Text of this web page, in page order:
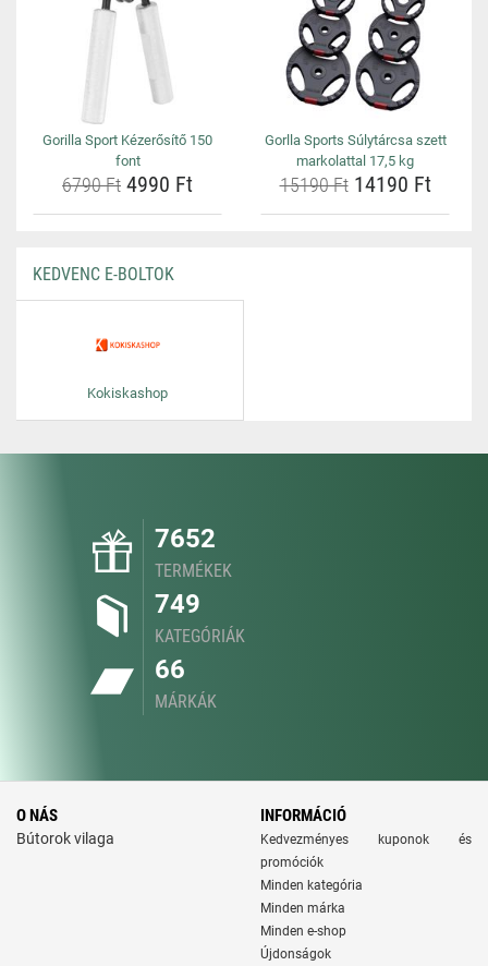
Gorilla Sport Kézerősítő 150
font
6790 Ft 4990 Ft
Gorlla Sports Súlytárcsa szett
markolattal 17,5 kg
15190 Ft14190 Ft
KEDVENC E-BOLTOK
Kokiskashop
7652
TERMÉKEK
749
KATEGÓRIÁK
66
MÁRKÁK
O NÁS
Bútorok vilaga
INFORMÁCIÓ
Kedvezményes kuponok és
promóciók
Minden kategória
Minden márka
Minden e-shop
Újdonságok